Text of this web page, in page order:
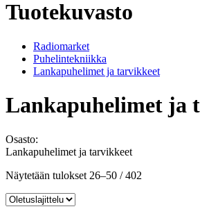
Tuotekuvasto
Radiomarket
Puhelintekniikka
Lankapuhelimet ja tarvikkeet
Lankapuhelimet ja
Osasto:
Lankapuhelimet ja tarvikkeet
Näytetään tulokset 26–50 / 402